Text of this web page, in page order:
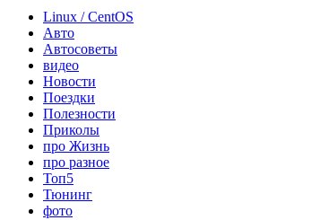
Linux / CentOS
Авто
Автосоветы
видео
Новости
Поездки
Полезности
Приколы
про Жизнь
про разное
Топ5
Тюнинг
фото